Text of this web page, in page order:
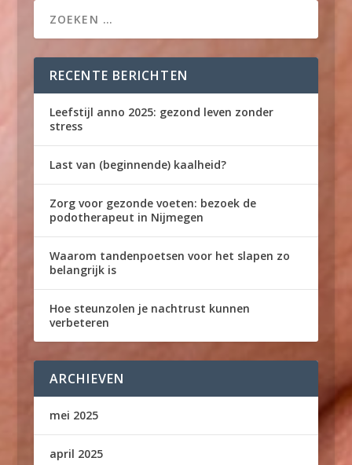
RECENTE BERICHTEN
Leefstijl anno 2025: gezond leven zonder
stress
Last van (beginnende) kaalheid?
Zorg voor gezonde voeten: bezoek de
podotherapeut in Nijmegen
Waarom tandenpoetsen voor het slapen zo
belangrijk is
Hoe steunzolen je nachtrust kunnen
verbeteren
ARCHIEVEN
mei 2025
april 2025